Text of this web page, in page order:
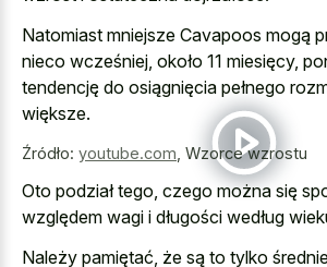
Natomiast mniejsze Cavapoos mogą
nieco wcześniej, około 11 miesięcy,
tendencję do osiągnięcia pełnego
większe.
Źródło: youtube.com Wzorce wzrostu
Oto podział tego, czego można się
względem wagi i długości według
Należy pamiętać, że są to tylko